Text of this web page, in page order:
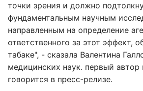
точки зрения и должно
фундаментальным научным
направленным на определение
ответственного за этот эффект,
табаке", - сказала Валентина
медицинских наук. первый автор
говорится в пресс-релизе.